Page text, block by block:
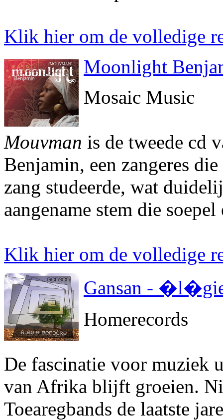
Klik hier om de volledige
Moonlight
Mosaic Music
Mouvman is de tweede cd
Benjamin, een zangeres
zang studeerde, wat
aangename stem die
Klik hier om de volledige
Gansan -
Homerecords
De fascinatie voor muziek
van Afrika blijft groeien.
Toearegbands de laatste